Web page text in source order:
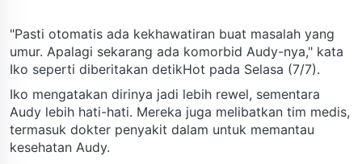
"Pasti otomatis ada kekhawatiran buat masalah yang
umur. Apalagi sekarang ada komorbid Audy-nya," kata
Iko seperti diberitakan detikHot pada Selasa (7/7).
Iko mengatakan dirinya jadi lebih rewel, sementara
Audy lebih hati-hati. Mereka juga melibatkan tim medis,
termasuk dokter penyakit dalam untuk memantau
kesehatan Audy.